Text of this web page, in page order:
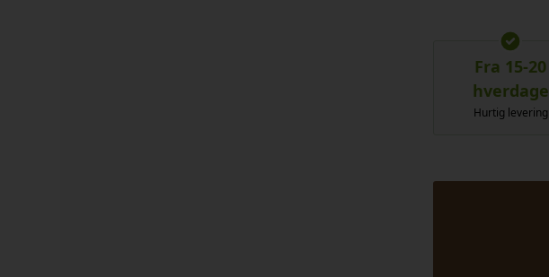
Fra 15-20
hverdage
Hurtig levering